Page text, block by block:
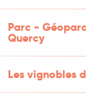
Parc -
Quercy
Les vignobles